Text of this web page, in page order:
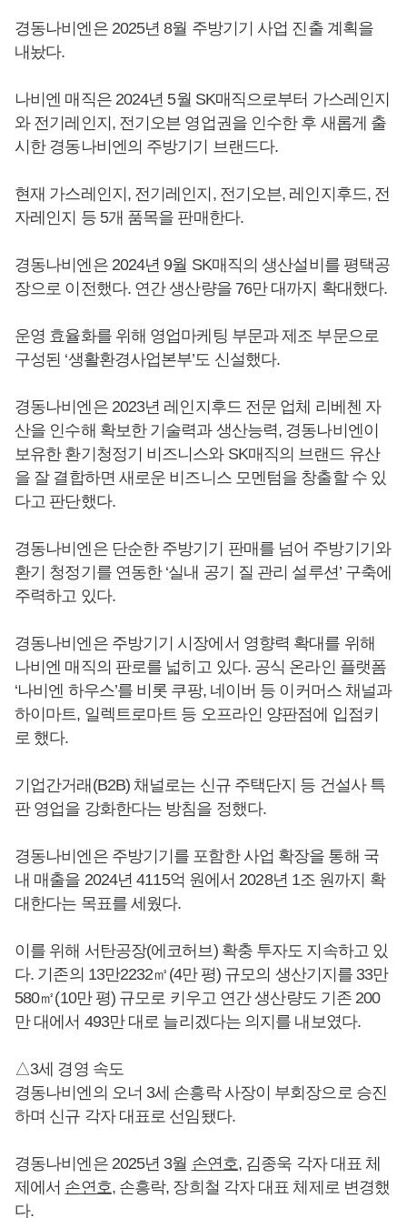
경동나비엔은 2025년 8월 주방기기 사업 진출 계획을
내놨다.
나비엔 매직은 2024년 5월 SK매직으로부터 가스레인지
와 전기레인지, 전기오븐 영업권을 인수한 후 새롭게 출
시한 경동나비엔의 주방기기 브랜드다.
현재 가스레인지, 전기레인지, 전기오븐, 레인지후드, 전
자레인지 등 5개 품목을 판매한다.
경동나비엔은 2024년 9월 SK매직의 생산설비를 평택공
장으로 이전했다. 연간 생산량을 76만 대까지 확대했다.
운영 효율화를 위해 영업마케팅 부문과 제조 부문으로
구성된 ‘생활환경사업본부’도 신설했다.
경동나비엔은 2023년 레인지후드 전문 업체 리베첸 자
산을 인수해 확보한 기술력과 생산능력, 경동나비엔이
보유한 환기청정기 비즈니스와 SK매직의 브랜드 유산
을 잘 결합하면 새로운 비즈니스 모멘텀을 창출할 수 있
다고 판단했다.
경동나비엔은 단순한 주방기기 판매를 넘어 주방기기와
환기 청정기를 연동한 ‘실내 공기 질 관리 설루션’ 구축에
주력하고 있다.
경동나비엔은 주방기기 시장에서 영향력 확대를 위해
나비엔 매직의 판로를 넓히고 있다. 공식 온라인 플랫폼
‘나비엔 하우스’를 비롯 쿠팡, 네이버 등 이커머스 채널과
하이마트, 일렉트로마트 등 오프라인 양판점에 입점키
로 했다.
기업간거래(B2B) 채널로는 신규 주택단지 등 건설사 특
판 영업을 강화한다는 방침을 정했다.
경동나비엔은 주방기기를 포함한 사업 확장을 통해 국
내 매출을 2024년 4115억 원에서 2028년 1조 원까지 확
대한다는 목표를 세웠다.
이를 위해 서탄공장(에코허브) 확충 투자도 지속하고 있
다. 기존의 13만2232㎡(4만 평) 규모의 생산기지를 33만
580㎡(10만 평) 규모로 키우고 연간 생산량도 기존 200
만 대에서 493만 대로 늘리겠다는 의지를 내보였다.
△3세 경영 속도
경동나비엔의 오너 3세 손흥락 사장이 부회장으로 승진
하며 신규 각자 대표로 선임됐다.
경동나비엔은 2025년 3월 손연호, 김종욱 각자 대표 체
제에서 손연호, 손흥락, 장희철 각자 대표 체제로 변경했
다.